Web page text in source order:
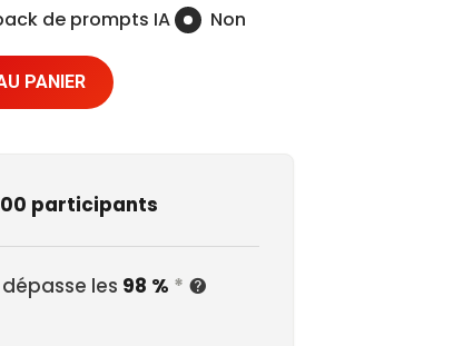
Non
de prompts IA
PANIER
participants
les 98 % *